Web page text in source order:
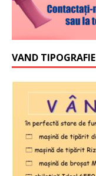
VAND TIPOGRAFIE